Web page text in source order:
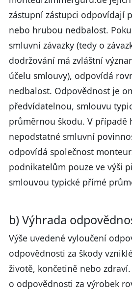
zástupní zástupci odpovídají
nebo hrubou nedbalost.
smluvní závazky (tedy o
dodržování má zvláštní
účelu smlouvy), odpovídá
nedbalost. Odpovědnost je
předvídatelnou, smlouvu
průměrnou škodu. V případě
nepodstatné smluvní
odpovídá společnost
podnikatelům pouze ve výši
smlouvou typické přímé
b) Výhrada
Výše uvedené vyloučení
odpovědnosti za škody
životě, končetině nebo
o odpovědnosti za výrobek